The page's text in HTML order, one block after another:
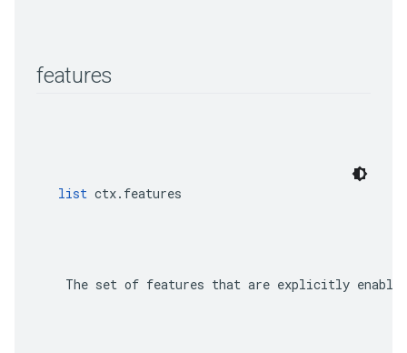
features
list ctx.features
The set of features that are explicitly